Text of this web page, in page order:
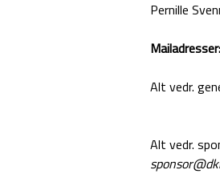
Pernille
Mailadresser:
Alt vedr.
Alt vedr.